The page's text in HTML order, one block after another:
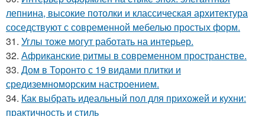
лепнина, высокие потолки и классическая архитектура
соседствуют с современной мебелью простых форм.
31. Углы тоже могут работать на интерьер.
32. Африканские ритмы в современном пространстве.
33. Дом в Торонто с 19 видами плитки и
средиземноморским настроением.
34. Как выбрать идеальный пол для прихожей и кухни:
практичность и стиль